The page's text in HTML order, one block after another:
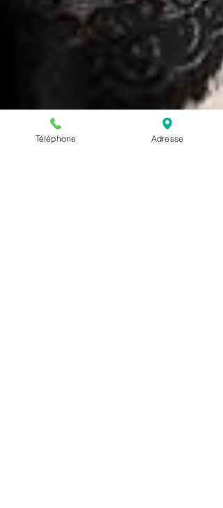
Téléphone Adresse